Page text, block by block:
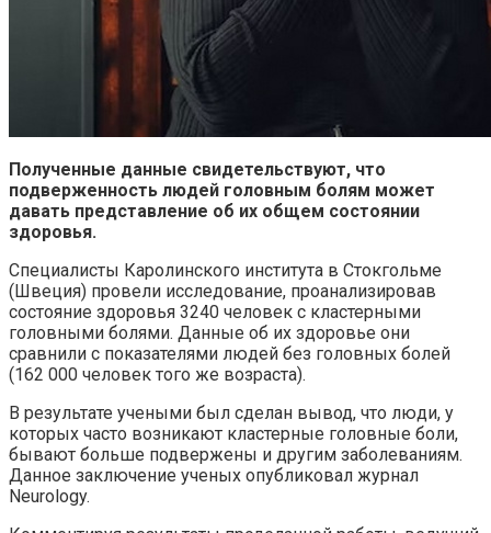
Полученные данные свидетельствуют, что
подверженность людей головным болям может
давать представление об их общем состоянии
здоровья.
Специалисты Каролинского института в Стокгольме
(Швеция) провели исследование, проанализировав
состояние здоровья 3240 человек с кластерными
головными болями. Данные об их здоровье они
сравнили с показателями людей без головных болей
(162 000 человек того же возраста).
В результате учеными был сделан вывод, что люди, у
которых часто возникают кластерные головные боли,
бывают больше подвержены и другим заболеваниям.
Данное заключение ученых опубликовал журнал
Neurology.